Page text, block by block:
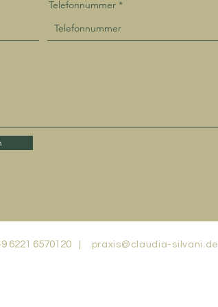
Telefonnummer
6221 6570120 praxis@claudia-silvani.de